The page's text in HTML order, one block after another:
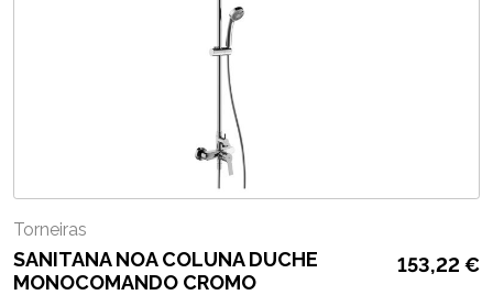
Torneiras
SANITANA NOA COLUNA DUCHE
MONOCOMANDO CROMO
153,22 €